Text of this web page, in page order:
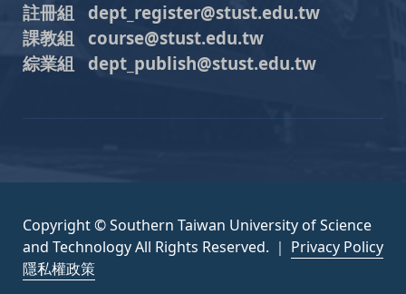
註冊組 dept_register@stust.edu.tw
課教組 course@stust.edu.tw
綜業組 dept_publish@stust.edu.tw
Copyright © Southern Taiwan University of Science
and Technology All Rights Reserved. ｜ Privacy Policy
隱私權政策